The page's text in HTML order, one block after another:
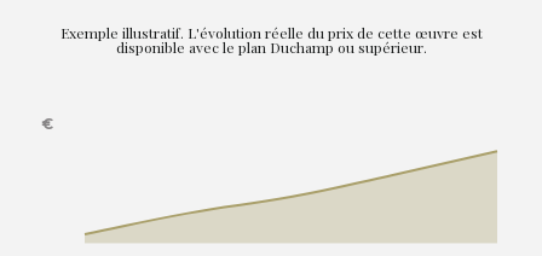
Exemple illustratif. L'évolution réelle du prix de cette œuvre est
disponible avec le plan Duchamp ou supérieur.